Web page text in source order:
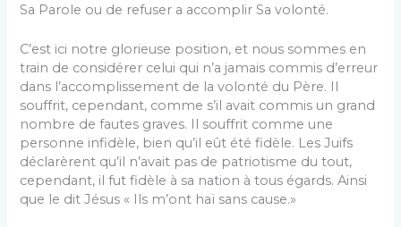
Sa Parole ou de refuser a accomplir Sa volonté.
C’est ici notre glorieuse position, et nous sommes en
train de considérer celui qui n’a jamais commis d’erreur
dans l’accomplissement de la volonté du Père. Il
souffrit, cependant, comme s’il avait commis un grand
nombre de fautes graves. Il souffrit comme une
personne infidèle, bien qu’il eût été fidèle. Les Juifs
déclarèrent qu’il n’avait pas de patriotisme du tout,
cependant, il fut fidèle à sa nation à tous égards. Ainsi
que le dit Jésus « Ils m’ont haï sans cause.»